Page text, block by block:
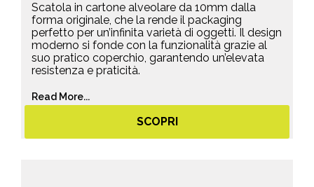
Scatola in cartone alveolare da 10mm dalla
forma originale, che la rende il packaging
perfetto per un’infinita varietà di oggetti. Il design
moderno si fonde con la funzionalità grazie al
suo pratico coperchio, garantendo un’elevata
resistenza e praticità.
Read More...
SCOPRI